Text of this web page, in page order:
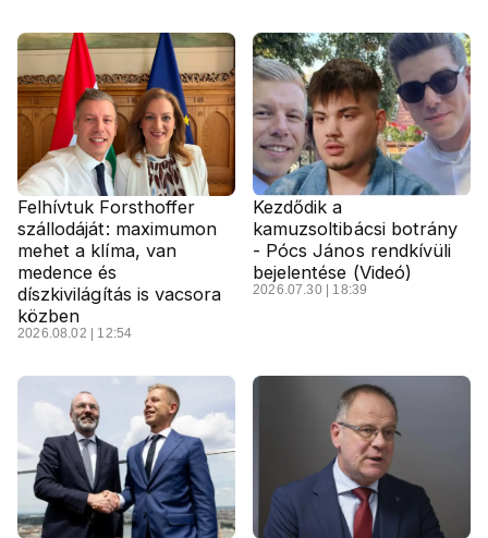
Felhívtuk Forsthoffer
szállodáját: maximumon
mehet a klíma, van
medence és
díszkivilágítás is vacsora
közben
2026.08.02 | 12:54
Kezdődik a
kamuzsoltibácsi botrány
- Pócs János rendkívüli
bejelentése (Videó)
2026.07.30 | 18:39